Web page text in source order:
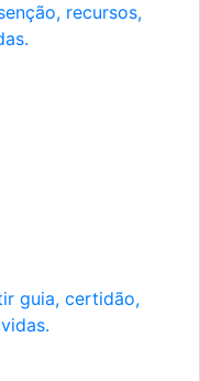
recursos,
guia, certidão,